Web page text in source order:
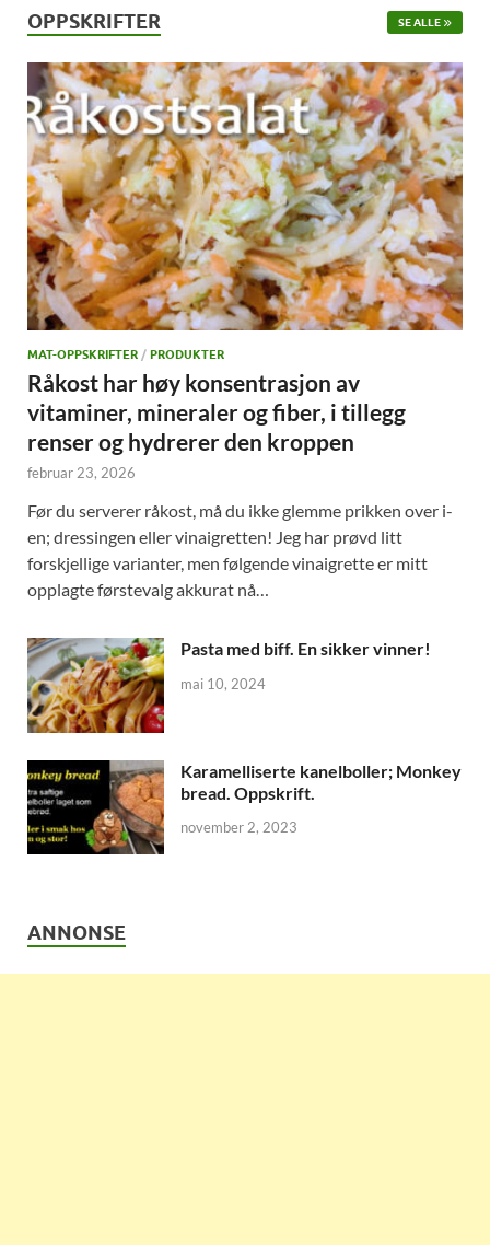
OPPSKRIFTER SE ALLE
MAT-OPPSKRIFTER / PRODUKTER
Råkost har høy konsentrasjon av
vitaminer, mineraler og fiber, i tillegg
renser og hydrerer den kroppen
februar 23, 2026
Før du serverer råkost, må du ikke glemme prikken over i-
en; dressingen eller vinaigretten! Jeg har prøvd litt
forskjellige varianter, men følgende vinaigrette er mitt
opplagte førstevalg akkurat nå…
Pasta med biff. En sikker vinner!
mai 10, 2024
Karamelliserte kanelboller; Monkey
bread. Oppskrift.
november 2, 2023
ANNONSE